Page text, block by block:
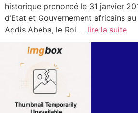
historique prononcé le 31 janvier
d’Etat et Gouvernement africains au
Addis Abeba, le Roi … lire la suite